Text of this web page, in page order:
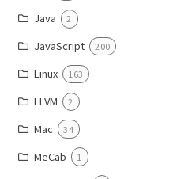
Java 2
JavaScript 200
Linux 163
LLVM 2
Mac 34
MeCab 1